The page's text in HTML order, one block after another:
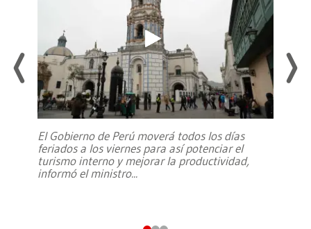
El Gobierno de Perú moverá todos los días
feriados a los viernes para así potenciar el
turismo interno y mejorar la productividad,
informó el ministro...